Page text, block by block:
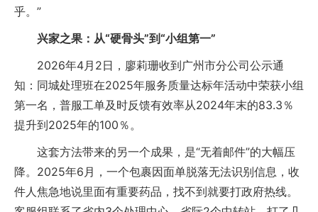
乎。”
兴家之果：从“硬骨头”到“小组第一”
2026年4月2日，廖莉珊收到广州市分公司公示通
知：同城处理班在2025年服务质量达标年活动中荣获小组
第一名，普服工单及时反馈有效率从2024年末的83.3％
提升到2025年的100％。
这套方法带来的另一个成果，是“无着邮件”的大幅压
降。2025年6月，一个包裹因面单脱落无法识别信息，收
件人焦急地说里面有重要药品，找不到就要打政府热线。